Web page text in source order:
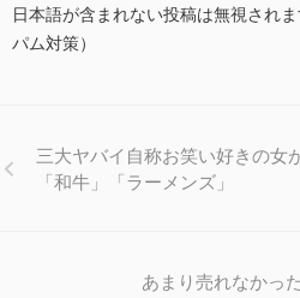
日本語が含まれない投稿は無視され
パム対策）
三大ヤバイ自称お笑い好きの女
「和牛」「ラーメンズ」
あまり売れなかっ